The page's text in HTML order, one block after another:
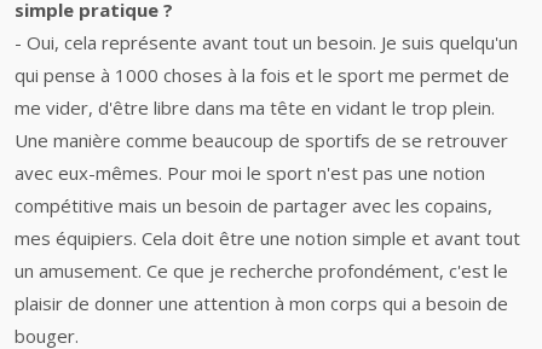
simple pratique ?
- Oui, cela représente avant tout un besoin. Je suis quelqu'un
qui pense à 1000 choses à la fois et le sport me permet de
me vider, d'être libre dans ma tête en vidant le trop plein.
Une manière comme beaucoup de sportifs de se retrouver
avec eux-mêmes. Pour moi le sport n'est pas une notion
compétitive mais un besoin de partager avec les copains,
mes équipiers. Cela doit être une notion simple et avant tout
un amusement. Ce que je recherche profondément, c'est le
plaisir de donner une attention à mon corps qui a besoin de
bouger.